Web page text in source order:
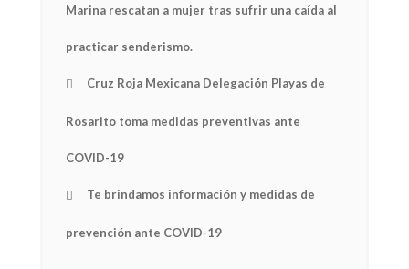
Marina rescatan a mujer tras sufrir una caída al
practicar senderismo.
Cruz Roja Mexicana Delegación Playas de
Rosarito toma medidas preventivas ante
COVID-19
Te brindamos información y medidas de
prevención ante COVID-19